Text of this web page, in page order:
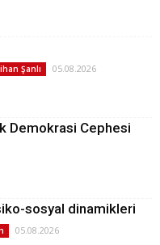
Şanlı 05.08.2026
Demokrasi Cephesi
sosyal dinamikleri
05.08.2026